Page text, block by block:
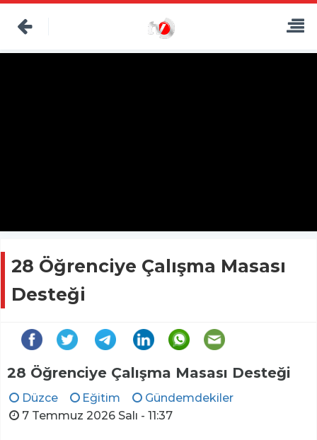
28 Öğrenciye Çalışma Masası
Desteği
28 Öğrenciye Çalışma Masası Desteği
Düzce Eğitim
Gündemdekiler
7 Temmuz 2026 Salı - 11:37